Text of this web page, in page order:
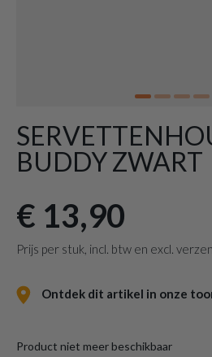
BUDDY ZWART
€ 13,90
Prijs per stuk, incl. btw en excl.
Ontdek dit artikel in onze
Product niet meer beschikbaar